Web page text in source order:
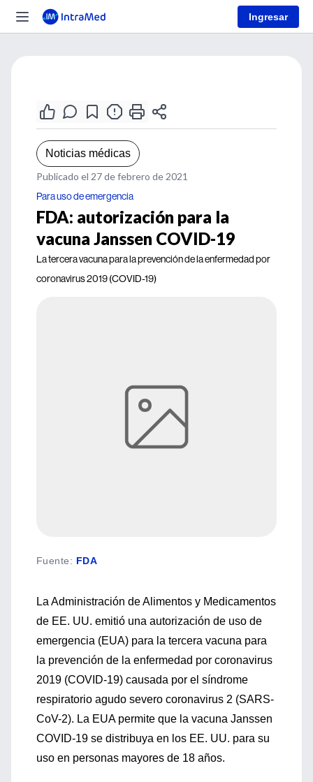
Ingresar
Noticias médicas
Publicado el 27 de febrero de 2021
Para uso de emergencia
FDA: autorización para la
vacuna Janssen COVID-19
La tercera vacuna para la prevención de la enfermedad por
coronavirus 2019 (COVID-19)
Fuente: FDA
La Administración de Alimentos y Medicamentos
de EE. UU. emitió una autorización de uso de
emergencia (EUA) para la tercera vacuna para
la prevención de la enfermedad por coronavirus
2019 (COVID-19) causada por el síndrome
respiratorio agudo severo coronavirus 2 (SARS-
CoV-2). La EUA permite que la vacuna Janssen
COVID-19 se distribuya en los EE. UU. para su
uso en personas mayores de 18 años.